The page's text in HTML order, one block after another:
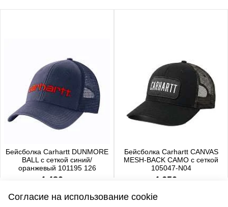
Бейсболка Carhartt DUNMORE
BALL с сеткой синий/
оранжевый 101195 126
4 480 р.
Бейсболка Carhartt CANVAS
MESH-BACK CAMO с сеткой
105047-N04
4 650 р.
Согласие на использование cookie